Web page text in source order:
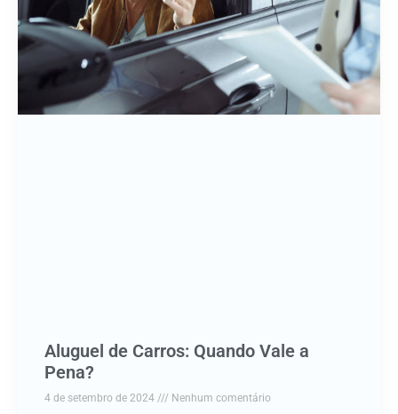
Aluguel de Carros: Quando Vale a
Pena?
4 de setembro de 2024 Nenhum comentário